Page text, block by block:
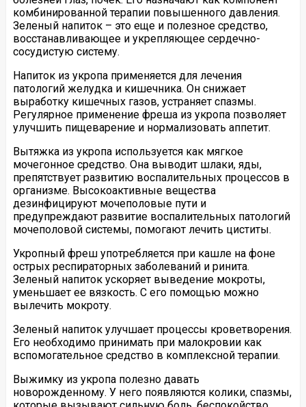
комбинированной терапии повышенного давления.
Зеленый напиток – это еще и полезное средство,
восстанавливающее и укрепляющее сердечно-
сосудистую систему.
Напиток из укропа применяется для лечения
патологий желудка и кишечника. Он снижает
выработку кишечных газов, устраняет спазмы.
Регулярное применение фреша из укропа позволяет
улучшить пищеварение и нормализовать аппетит.
Вытяжка из укропа используется как мягкое
мочегонное средство. Она выводит шлаки, яды,
препятствует развитию воспалительных процессов в
организме. Высокоактивные вещества
дезинфицируют мочеполовые пути и
предупреждают развитие воспалительных патологий
мочеполовой системы, помогают лечить циститы.
Укропный фреш употребляется при кашле на фоне
острых респираторных заболеваний и ринита.
Зеленый напиток ускоряет выведение мокроты,
уменьшает ее вязкость. С его помощью можно
вылечить мокроту.
Зеленый напиток улучшает процессы кроветворения.
Его необходимо принимать при малокровии как
вспомогательное средство в комплексной терапии.
Выжимку из укропа полезно давать
новорожденному. У него появляются колики, спазмы,